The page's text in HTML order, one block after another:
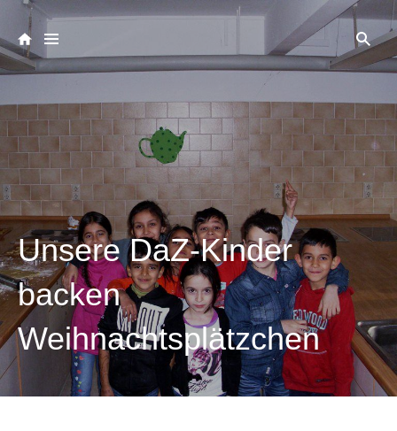
Unsere DaZ-Kinder
backen
Weihnachtsplätzchen